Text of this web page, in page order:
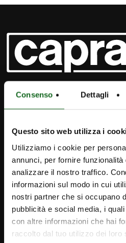
Consenso Dettagli
Questo sito web utilizza i
Utilizziamo i cookie per
annunci, per fornire
analizzare il nostro traffico.
informazioni sul modo in cui
nostri partner che si occupano
pubblicità e social media, i
con altre informazioni che hai
raccolto dal tuo utilizzo dei loro
iPump
Newsletter